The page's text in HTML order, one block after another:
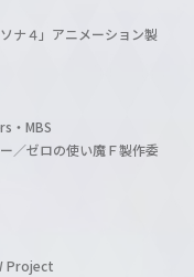
ナ４」アニメーション製
・MBS
／ゼロの使い魔Ｆ製作委
Project